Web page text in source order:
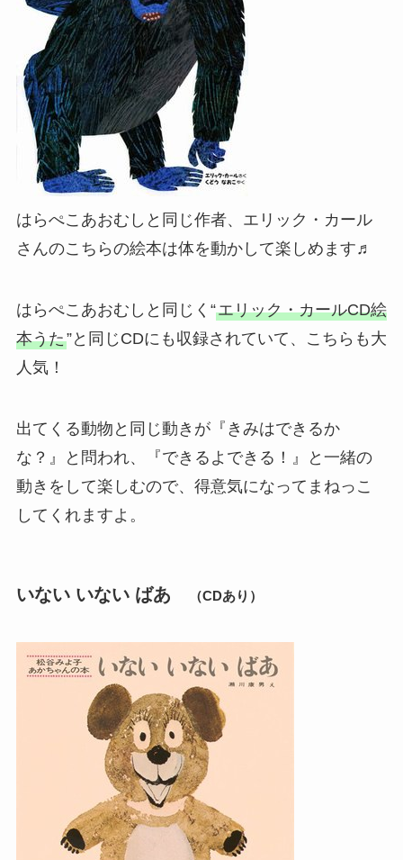
はらぺこあおむしと同じ作者、エリック・カール
さんのこちらの絵本は体を動かして楽しめます♬
はらぺこあおむしと同じく“エリック・カールCD絵
本うた”と同じCDにも収録されていて、こちらも大
人気！
出てくる動物と同じ動きが『きみはできるか
な？』と問われ、『できるよできる！』と一緒の
動きをして楽しむので、得意気になってまねっこ
してくれますよ。
いない いない ばあ （CDあり）